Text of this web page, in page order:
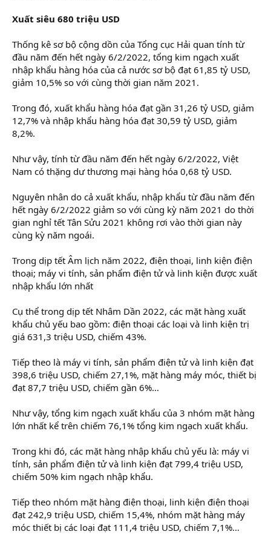
Xuất siêu 680 triệu USD
Thống kê sơ bộ cộng dồn của Tổng cục Hải quan tính từ
đầu năm đến hết ngày 6/2/2022, tổng kim ngạch xuất
nhập khẩu hàng hóa của cả nước sơ bộ đạt 61,85 tỷ USD,
giảm 10,5% so với cùng thời gian năm 2021.
Trong đó, xuất khẩu hàng hóa đạt gần 31,26 tỷ USD, giảm
12,7% và nhập khẩu hàng hóa đạt 30,59 tỷ USD, giảm
8,2%.
Như vậy, tính từ đầu năm đến hết ngày 6/2/2022, Việt
Nam có thặng dư thương mại hàng hóa 0,68 tỷ USD.
Nguyên nhân do cả xuất khẩu, nhập khẩu từ đầu năm đến
hết ngày 6/2/2022 giảm so với cùng kỳ năm 2021 do thời
gian nghỉ tết Tân Sửu 2021 không rơi vào thời gian này
cùng kỳ năm ngoái.
Trong dịp tết Âm lịch năm 2022, điện thoại, linh kiện điện
thoại; máy vi tính, sản phẩm điện tử và linh kiện được xuất
nhập khẩu lớn nhất
Cụ thể trong dịp tết Nhâm Dần 2022, các mặt hàng xuất
khẩu chủ yếu bao gồm: điện thoại các loại và linh kiện trị
giá 631,3 triệu USD, chiếm 43%.
Tiếp theo là máy vi tính, sản phẩm điện tử và linh kiện đạt
398,6 triệu USD, chiếm 27,1%, mặt hàng máy móc, thiết bị
đạt 87,7 triệu USD, chiếm gần 6%…
Như vậy, tổng kim ngạch xuất khẩu của 3 nhóm mặt hàng
lớn nhất kể trên chiếm 76,1% tổng kim ngạch xuất khẩu.
Trong khi đó, các mặt hàng nhập khẩu chủ yếu là: máy vi
tính, sản phẩm điện tử và linh kiện đạt 799,4 triệu USD,
chiếm 50% kim ngạch nhập khẩu.
Tiếp theo nhóm mặt hàng điện thoại, linh kiện điện thoại
đạt 242,9 triệu USD, chiếm 15,4%, nhóm mặt hàng máy
móc thiết bị các loại đạt 111,4 triệu USD, chiếm 7,1%…